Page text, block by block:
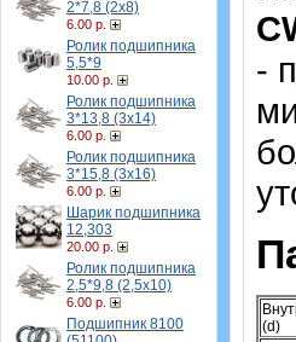
2*7,8 (2х8)
6.00 р.
Ролик подшипника
5,5*9
10.00 р.
Ролик подшипника
3*13,8 (3х14)
6.00 р.
Ролик подшипника
3*15,8 (3х16)
6.00 р.
Шарик подшипника
12,303
20.00 р.
Ролик подшипника
2,5*9,8 (2,5х10)
6.00 р.
Подшипник 8100
-
(d)